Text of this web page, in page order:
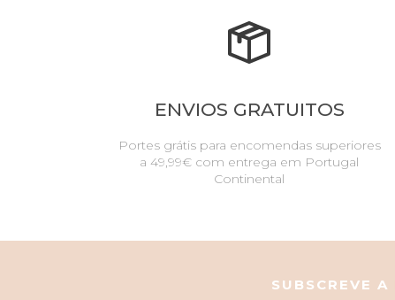
ENVIOS GRATUITOS
Portes grátis para encomendas superiores
a 49,99€ com entrega em Portugal
Continental
SUBSCREVE A